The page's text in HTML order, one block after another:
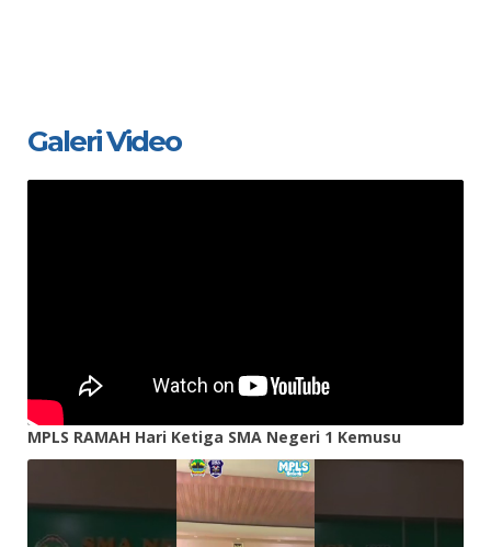
Galeri Video
MPLS RAMAH Hari Ketiga SMA Negeri 1 Kemusu